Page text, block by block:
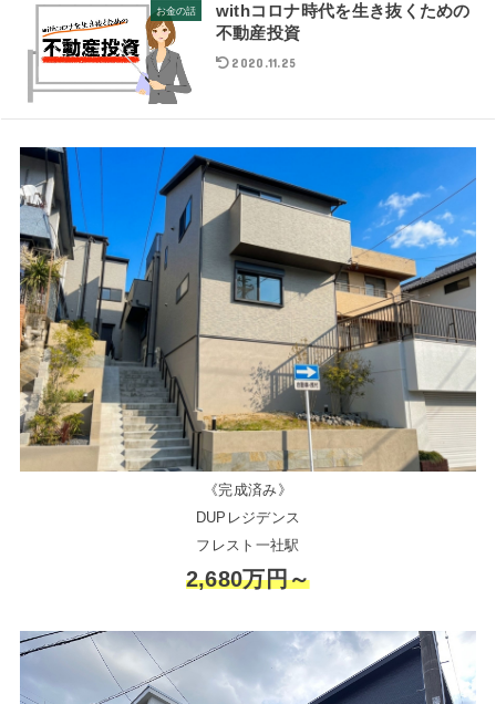
お金の話
withコロナ時代を生き抜くための
不動産投資
2020.11.25
《完成済み》
DUPレジデンス
フレスト一社駅
2,680万円～